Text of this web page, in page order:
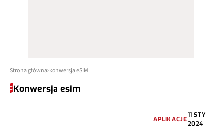
Strona główna konwersja eSIM
Konwersja esim
APLIKACJE
11 STY
2024